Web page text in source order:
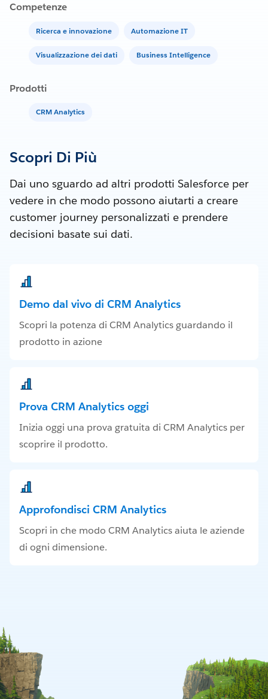
Competenze
Ricerca e innovazione Automazione IT
Visualizzazione dei dati Business Intelligence
Prodotti
CRM Analytics
Scopri Di Più
Dai uno sguardo ad altri prodotti Salesforce per
vedere in che modo possono aiutarti a creare
customer journey personalizzati e prendere
decisioni basate sui dati.
Demo dal vivo di CRM Analytics
Scopri la potenza di CRM Analytics guardando il
prodotto in azione
Prova CRM Analytics oggi
Inizia oggi una prova gratuita di CRM Analytics per
scoprire il prodotto.
Approfondisci CRM Analytics
Scopri in che modo CRM Analytics aiuta le aziende
di ogni dimensione.